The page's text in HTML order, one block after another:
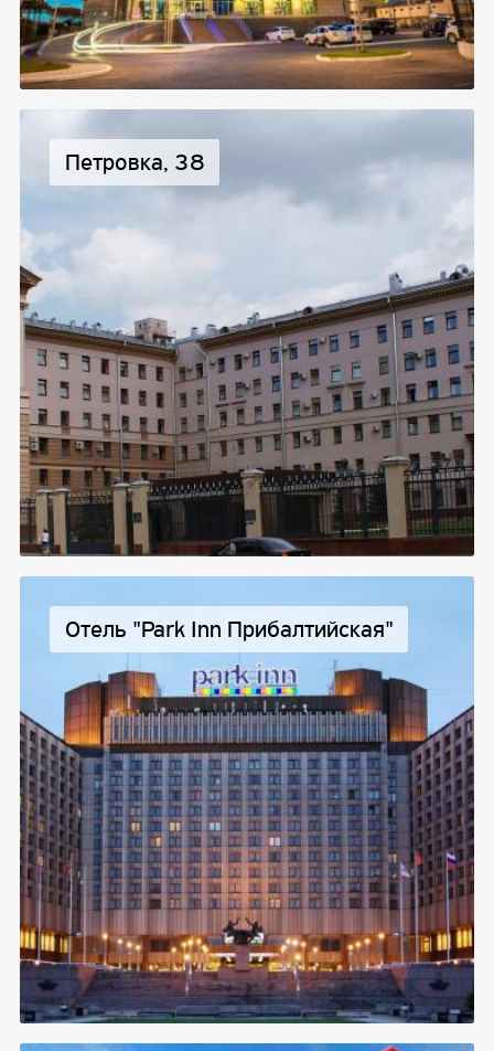
Петровка, 38
Отель "Park Inn Прибалтийская"